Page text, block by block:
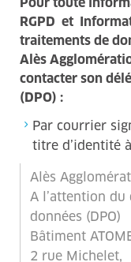
RGPD et
traitements de
Alès
contacter son
(DPO) :
Par courrier
titre d’identité
Alès
A l’attention du
données (DPO)
Bâtiment
2 rue Michelet,